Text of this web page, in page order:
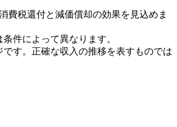
費税還付と減価償却の効果を見込めま
件によって異なります。
す。正確な収入の推移を表すものでは